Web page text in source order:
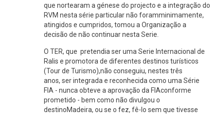
que nortearam a génese do projecto e a integração do
RVM nesta série particular não foramminimamente,
atingidos e cumpridos, tomou a Organização a
decisão de não continuar nesta Serie.
O TER, que pretendia ser uma Serie Internacional de
Ralis e promotora de diferentes destinos turísticos
(Tour de Turismo),não conseguiu, nestes três
anos, ser integrada e reconhecida como uma Série
FIA - nunca obteve a aprovação da FIAconforme
prometido - bem como não divulgou o
destinoMadeira, ou se o fez, fê-lo sem que tivesse